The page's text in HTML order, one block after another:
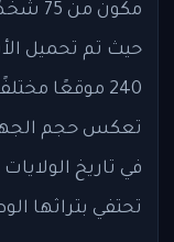
حيث تم تحميل
240 موقعًا
تعكس حجم الجهد
في تاريخ
تحتفي بتراثها